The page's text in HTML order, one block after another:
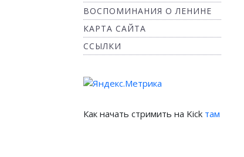
ВОСПОМИНАНИЯ О ЛЕНИНЕ
КАРТА САЙТА
ССЫЛКИ
Как начать стримить на Kick там